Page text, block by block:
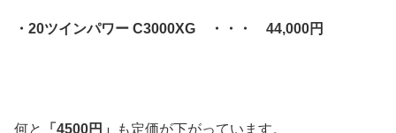
・20ツインパワー C3000XG ・・・ 44,000円
何と 「4500円」 も定価が下がっています。